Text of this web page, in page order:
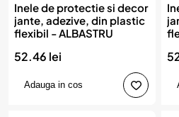
Inele de protectie si decor
jante, adezive, din plastic
flexibil - ALBASTRU
52.46 lei
Adauga in cos